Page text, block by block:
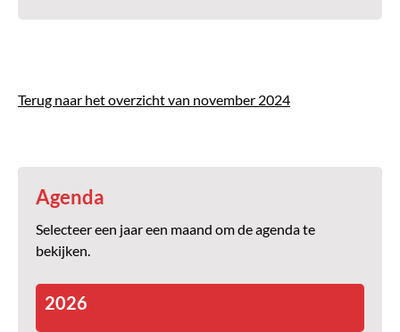
Terug naar het overzicht van november 2024
Agenda
Selecteer een jaar een maand om de agenda te
bekijken.
2026